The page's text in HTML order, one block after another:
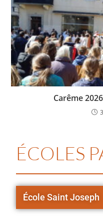
Carême
ÉCOLES
École Saint Joseph